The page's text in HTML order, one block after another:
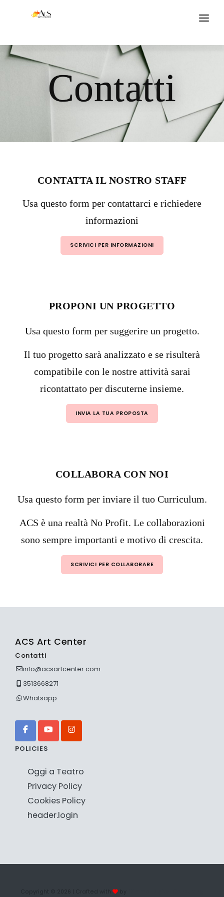
CHI SIAMO
CONTATTI
Contatti
CONTATTA IL NOSTRO STAFF
Usa questo form per contattarci e richiedere
informazioni
SCRIVICI PER INFORMAZIONI
PROPONI UN PROGETTO
Usa questo form per suggerire un progetto.
Il tuo progetto sarà analizzato e se risulterà
compatibile con le nostre attività sarai
ricontattato per discuterne insieme.
INVIA LA TUA PROPOSTA
COLLABORA CON NOI
Usa questo form per inviare il tuo Curriculum.
ACS è una realtà No Profit. Le collaborazioni
sono sempre importanti e motivo di crescita.
SCRIVICI PER COLLABORARE
ACS Art Center
Contatti
info@acsartcenter.com
3513668271
Whatsapp
POLICIES
Oggi a Teatro
Privacy Policy
Cookies Policy
header.login